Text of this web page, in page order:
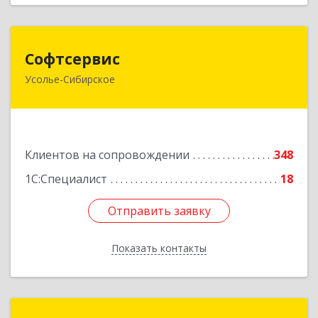
Софтсервис
Усолье-Сибирское
Клиентов на сопровождении
348
1С:Специалист
18
Отправить заявку
Показать контакты
665451, Иркутская обл, Усолье-Сибирское г,
Отправить заявку
Назад